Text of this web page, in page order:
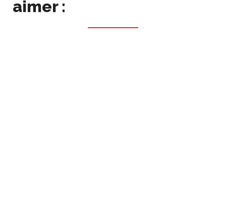
aimer :